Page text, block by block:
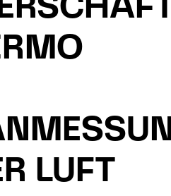
LUFT